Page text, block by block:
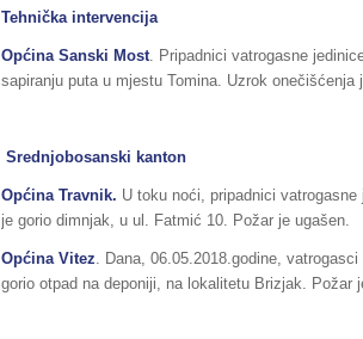
Tehnička intervencija
Općina Sanski Most . Pripadnici vatrogasne
sapiranju puta u mjestu Tomina. Uzrok
Srednjobosanski kanton
Općina Travnik. U toku noći, pripadnici
je gorio dimnjak, u ul. Fatmić 10. Požar je ugašen.
Općina Vitez . Dana, 06.05.2018.godine,
gorio otpad na deponiji, na lokalitetu Brizjak. Požar